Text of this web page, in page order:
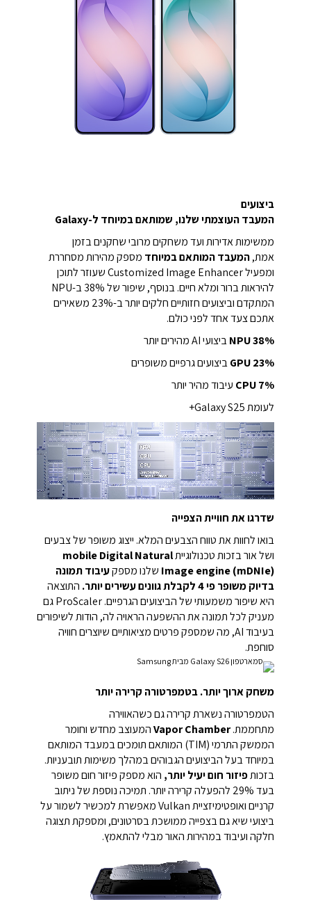
ביצועים
המעבד העוצמתי שלנו, שמותאם במיוחד ל-Galaxy
ממשימות אדירות ועד משחקים מרובי שחקנים בזמן
אמת,המעבד המותאם במיוחד מספק מהירות מסחררת
ומפעיל Customized Image Enhancer שעוזר לתוכן
להיראות ברור ומלא חיים. בנוסף, שיפור של 38% ב-NPU
המתקדם וביצועים חזותיים חלקים יותר ב-23% משאירים
אתכם צעד אחד לפני כולם.
NPU38%
ביצועי AI מהירים יותר
GPU23%
ביצועים גרפיים משופרים
7%
CPU עיבוד מהיר יותר
לעומת Galaxy S25+
שדרגו את חוויית הצפייה
בואו לחוות את טווח הצבעים המלא. ייצוג משופר של צבעים
ושל אור בזכות טכנולוגייתmobile Digital Natural
Image engine (mDNIe) שלנו מספקעיבוד תמונה
בדיוק משופר פי 4 לקבלת גוונים עשירים יותר.
התוצאה
היא שיפור משמעותי של הביצועים הגרפיים. ProScaler גם
מעניק לכל תמונה את ההשפעה הראויה לה, הודות לשיפורים
בעיבוד AI, מה שמספק פרטים מציאותיים שיוצרים חוויה
סוחפת.
משחק ארוך יותר. בטמפרטורה קרירה יותר
הטמפרטורה נשארת קרירה גם כשהאווירה
מתחממת.Vapor Chamber המעוצב מחדש וחומר
הממשק התרמי (TIM) המותאם תומכים במעבד המותאם
במיוחד בעל הביצועים הגבוהים במהלך משימות תובעניות.
בזכותפיזור חום יעיל יותר, הוא מספק פיזור חום משופר
בעד 29% להפעלה קרירה יותר.
תמיכה נוספת של ניתוב
קרניים ואופטימיזציית Vulkan מאפשרת למכשיר לשמור על
ביצועי שיא גם בצפייה ממושכת בסרטונים, ומספקת תצוגה
חלקה ועיבוד במהירות האור מבלי להתאמץ.